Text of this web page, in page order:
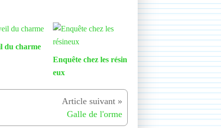
du charme
Enquête chez les résin
eux
Galle de l'orme